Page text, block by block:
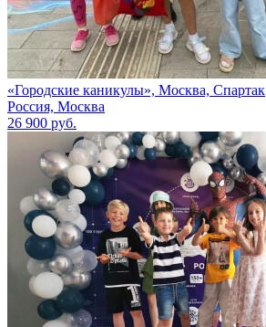
«Городские каникулы», Москва, Спартак
Россия, Москва
26 900 руб.